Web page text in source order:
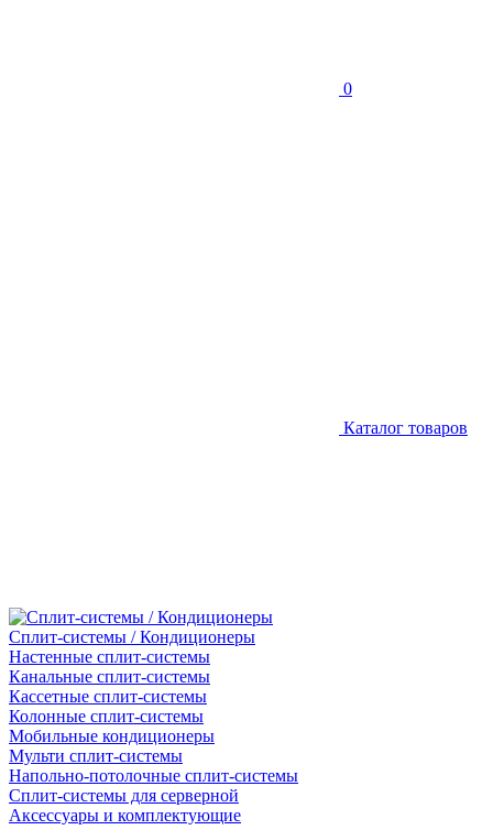
0
Каталог товаров
Сплит-системы / Кондиционеры
Настенные сплит-системы
Канальные сплит-системы
Кассетные сплит-системы
Колонные сплит-системы
Мобильные кондиционеры
Мульти сплит-системы
Напольно-потолочные сплит-системы
Сплит-системы для серверной
Аксессуары и комплектующие